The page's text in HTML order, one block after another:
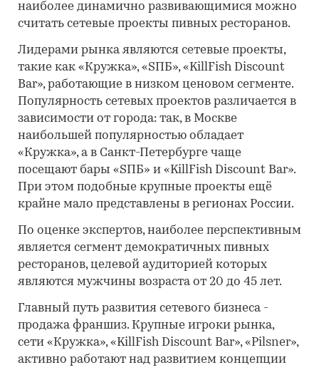
наиболее динамично развивающимися можно
считать сетевые проекты пивных ресторанов.
Лидерами рынка являются сетевые проекты,
такие как «Кружка», «SПБ», «KillFish Discount
Bar», работающие в низком ценовом сегменте.
Популярность сетевых проектов различается в
зависимости от города: так, в Москве
наибольшей популярностью обладает
«Кружка», а в Санкт-Петербурге чаще
посещают бары «SПБ» и «KillFish Discount Bar».
При этом подобные крупные проекты ещё
крайне мало представлены в регионах России.
По оценке экспертов, наиболее перспективным
является сегмент демократичных пивных
ресторанов, целевой аудиторией которых
являются мужчины возраста от 20 до 45 лет.
Главный путь развития сетевого бизнеса -
продажа франшиз. Крупные игроки рынка,
сети «Кружка», «KillFish Discount Bar», «Pilsner»,
активно работают над развитием концепции